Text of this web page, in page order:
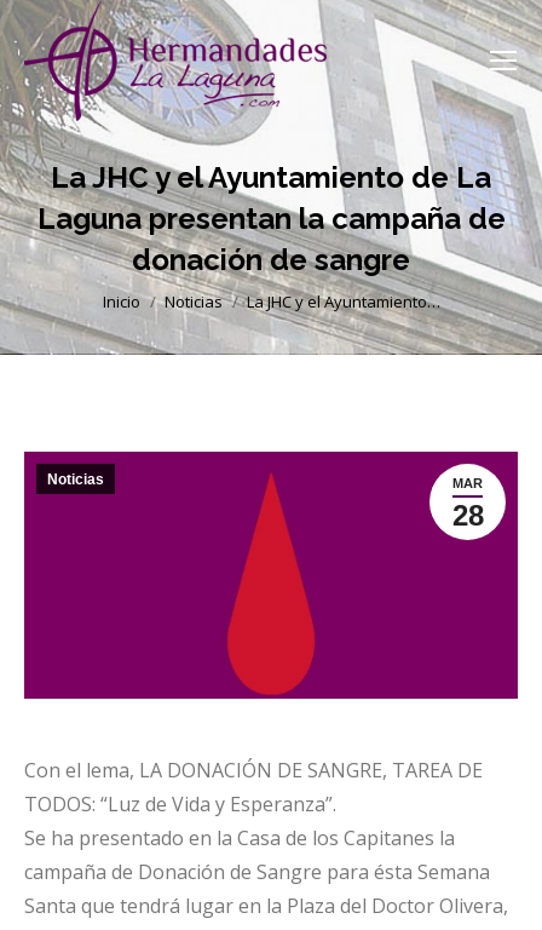
La JHC y el Ayuntamiento de La
Laguna presentan la campaña de
donación de sangre
Estás aquí:
Inicio Noticias La JHC y el Ayuntamiento…
MAR
28
Noticias
Con el lema, LA DONACIÓN DE SANGRE, TAREA DE
TODOS: “Luz de Vida y Esperanza”.
Se ha presentado en la Casa de los Capitanes la
campaña de Donación de Sangre para ésta Semana
Santa que tendrá lugar en la Plaza del Doctor Olivera,